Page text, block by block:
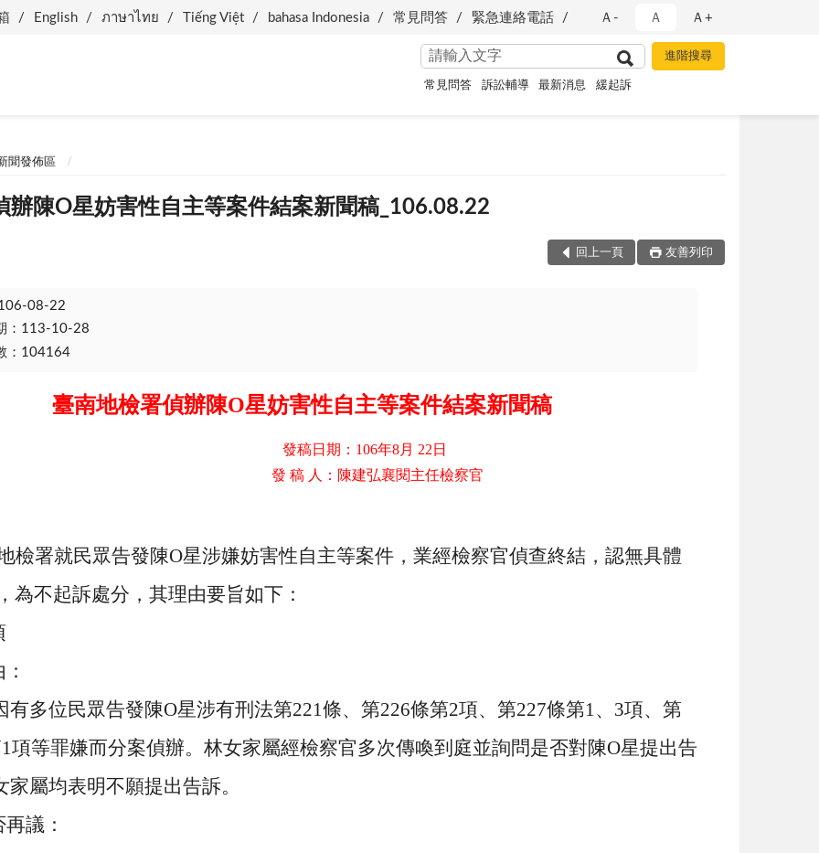
English ภาษาไทย Tiếng Việt bahasa Indonesia 常見問答 緊急連絡電話 Ａ- Ａ Ａ+
常見問答 訴訟輔導 最新消息 緩起訴
聞發佈區
辦陳O星妨害性自主等案件結案新聞稿_106.08.22
回上一頁 友善列印
08-22
：113-10-28
：104164
臺南地檢署偵辦陳O星妨害性自主等案件結案新聞稿
發稿日期： 106年8月 22日
發 稿 人：陳建弘襄閱主任檢察官
檢署就民眾告發陳O星涉嫌妨害性自主等案件，業經檢察官偵查終結，認無具體
為不起訴處分，其理由要旨如下：
有多位民眾告發陳O星涉有刑法第221條、第226條第2項、第227條第1 、 3項、第
1項等罪嫌而分案偵辦。林女家屬經檢察官多次傳喚到庭並詢問是否對陳O星提出告
家屬均表明不願提出告訴。
議：